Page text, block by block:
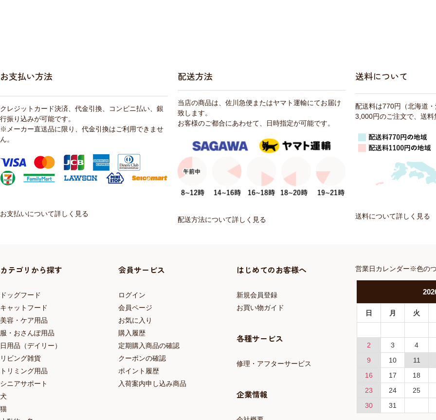
お支払い方法
クレジットカード決済、代金引換、コンビニ払い、銀
行振り込みが可能です。
※メーカー直送品に限り、代金引換はご利用できませ
ん。
お支払いについて詳しく見る
配送方法
当店の商品は、佐川急便またはヤマト運輸にてお届け
致します。
お客様のご都合にあわせて、日時指定が可能です。
配送方法について詳しく見る
送料について
配送料は770円（北海道・
3,000円のご注文で、送料
送料について詳しく見る
カテゴリから探す
ドッグフード
キャットフード
美容・ケア用品
服・おさんぽ用品
日用品（デイリー）
リビング雑貨
トリミング用品
シニアサポート
犬
猫
会員サービス
ログイン
会員ページ
お気に入り
購入履歴
定期購入商品の確認
クーポンの確認
ポイント履歴
入荷案内申し込み商品
はじめてのお客様へ
新規会員登録
お買い物ガイド
各種サービス
修理・アフターサービス
企業情報
営業日カレンダー※色の
日 月 火
2
3 4
9
10 11
16
17 18
23
24 25
30
31